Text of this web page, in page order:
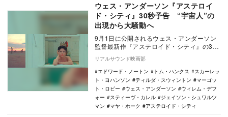
ウェス・アンダーソン『アステロイ
ド・シティ』30秒予告 “宇宙人”の
出現から大騒動へ
9月1日に公開されるウェス・アンダーソン
監督最新作『アステロイド・シティ』の30
秒予告編が公開された。 本作は、『グラ
ンド・…
リアルサウンド映画部
エドワード・ノートン
トム・ハンクス
スカーレッ
ト・ヨハンソン
ティルダ・スウィントン
マーゴッ
ト・ロビー
ウェス・アンダーソン
ウィレム・デフ
ォー
スティーヴ・カレル
ジェイソン・シュワルツ
マン
マヤ・ホーク アステロイド・シティ